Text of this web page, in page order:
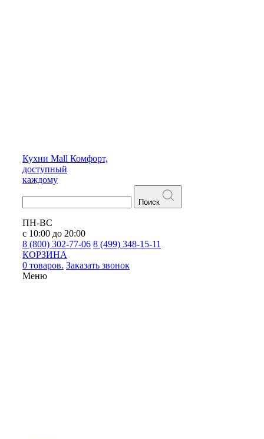
Кухни Mall Комфорт,
доступный
каждому
Поиск
ПН-ВС
с 10:00 до 20:00
8 (800) 302-77-06 8 (499) 348-15-11
КОРЗИНА
0 товаров. Заказать звонок
Меню